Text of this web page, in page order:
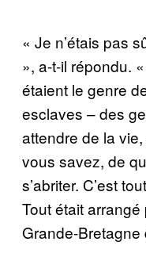
« Je n’étais pas
», a-t-il répondu.
étaient le genre
esclaves – des
attendre de la
vous savez, de
s’abriter. C’est
Tout était
Grande-Bretagne